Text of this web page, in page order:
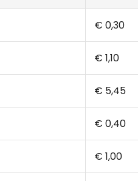
€ 0,30
€ 1,10
€ 5,45
€ 0,40
€ 1,00